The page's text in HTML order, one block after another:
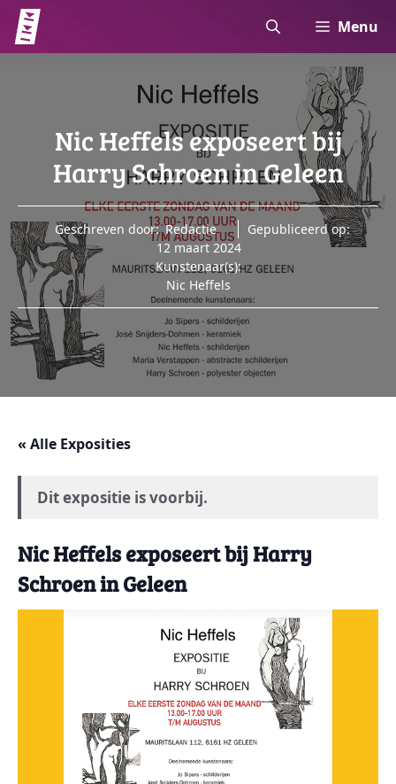
naar
de
Menu
Nic Heffels exposeert bij
Harry Schroen in Geleen
Geschreven door: Redactie
Gepubliceerd op:
12 maart 2024
Kunstenaar(s):
Nic Heffels
« Alle Exposities
Dit expositie is voorbij.
Nic Heffels exposeert bij Harry
Schroen in Geleen